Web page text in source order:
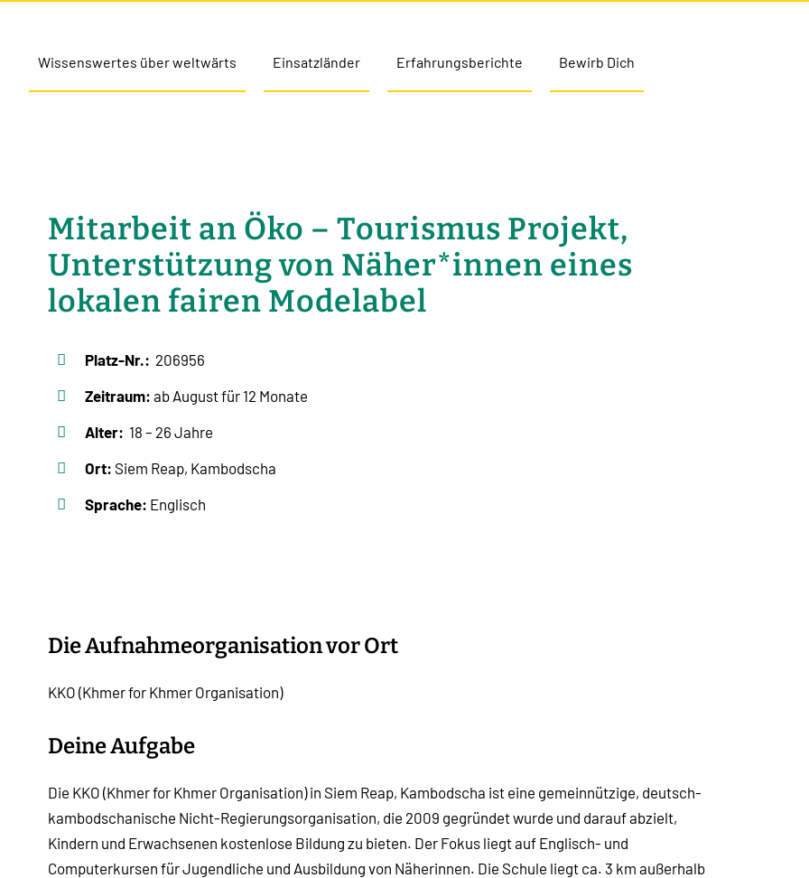
Wissenswertes über weltwärts Einsatzländer Erfahrungsberichte Bewirb Dich
Mitarbeit an Öko – Tourismus Projekt,
Unterstützung von Näher*innen eines
lokalen fairen Modelabel
Platz-Nr.: 206956
Zeitraum: ab August für 12 Monate
Alter: 18 – 26 Jahre
Ort: Siem Reap, Kambodscha
Sprache: Englisch
Die Aufnahmeorganisation vor Ort
KKO (Khmer for Khmer Organisation)
Deine Aufgabe
Die KKO (Khmer for Khmer Organisation) in Siem Reap, Kambodscha ist eine gemeinnützige, deutsch-
kambodschanische Nicht-Regierungsorganisation, die 2009 gegründet wurde und darauf abzielt,
Kindern und Erwachsenen kostenlose Bildung zu bieten. Der Fokus liegt auf Englisch- und
Computerkursen für Jugendliche und Ausbildung von Näherinnen. Die Schule liegt ca. 3 km außerhalb